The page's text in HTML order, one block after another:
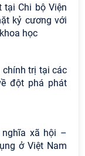
Chi bộ Viện
kỷ cương với
học
trị tại các
đột phá phát
xã hội –
ở Việt Nam